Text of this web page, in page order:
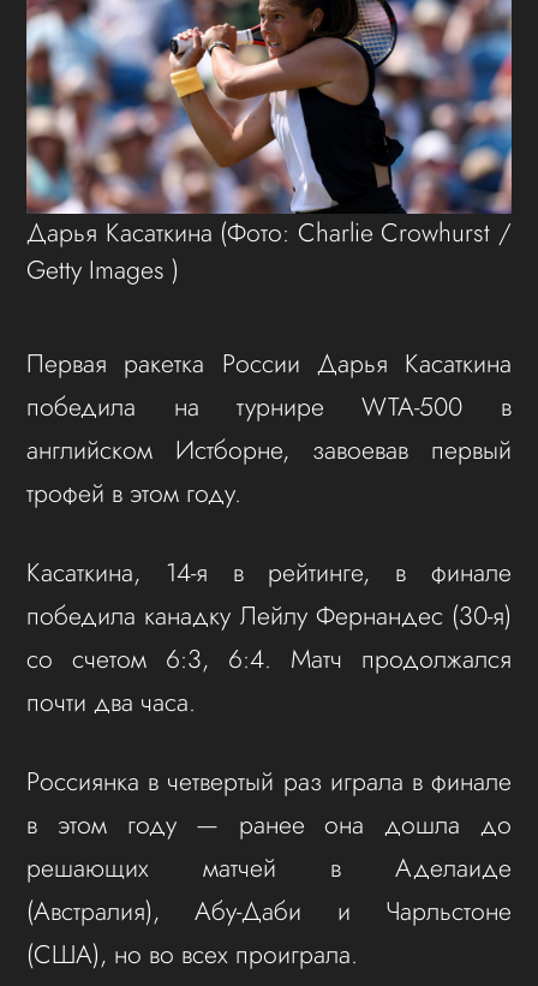
Дарья Касаткина (Фото: Charlie Crowhurst /
Getty Images )
Первая ракетка России Дарья Касаткина
победила на турнире WTA-500 в
английском Истборне, завоевав первый
трофей в этом году.
Касаткина, 14-я в рейтинге, в финале
победила канадку Лейлу Фернандес (30-я)
со счетом 6:3, 6:4. Матч продолжался
почти два часа.
Россиянка в четвертый раз играла в финале
в этом году — ранее она дошла до
решающих матчей в Аделаиде
(Австралия), Абу-Даби и Чарльстоне
(США), но во всех проиграла.